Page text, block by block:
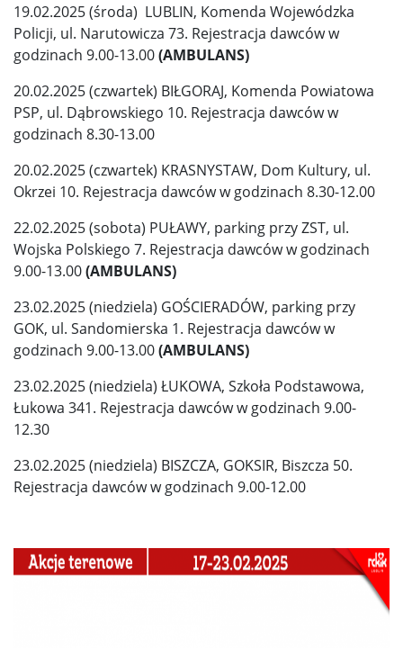
19.02.2025 (środa) LUBLIN, Komenda Wojewódzka
Policji, ul. Narutowicza 73. Rejestracja dawców w
godzinach 9.00-13.00(AMBULANS)
20.02.2025 (czwartek) BIŁGORAJ, Komenda Powiatowa
PSP, ul. Dąbrowskiego 10. Rejestracja dawców w
godzinach 8.30-13.00
20.02.2025 (czwartek) KRASNYSTAW, Dom Kultury, ul.
Okrzei 10. Rejestracja dawców w godzinach 8.30-12.00
22.02.2025 (sobota) PUŁAWY, parking przy ZST, ul.
Wojska Polskiego 7. Rejestracja dawców w godzinach
9.00-13.00(AMBULANS)
23.02.2025 (niedziela) GOŚCIERADÓW, parking przy
GOK, ul. Sandomierska 1. Rejestracja dawców w
godzinach 9.00-13.00(AMBULANS)
23.02.2025 (niedziela) ŁUKOWA, Szkoła Podstawowa,
Łukowa 341. Rejestracja dawców w godzinach 9.00-
12.30
23.02.2025 (niedziela) BISZCZA, GOKSIR, Biszcza 50.
Rejestracja dawców w godzinach 9.00-12.00